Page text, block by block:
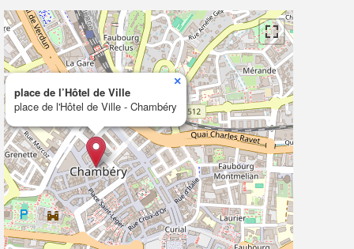
place de l’Hôtel de Ville
place de l'Hôtel de Ville - Chambéry
×